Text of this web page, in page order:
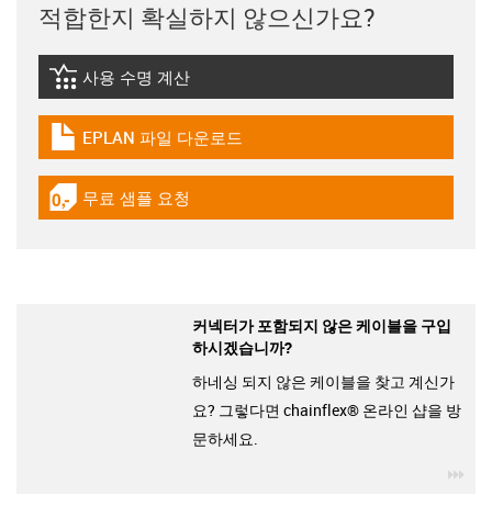
적합한지 확실하지 않으신가요?
igus-icon-lebensdauerrechner
사용 수명 계산
igus-icon-download-plan
EPLAN 파일 다운로드
igus-icon-gratismuster
무료 샘플 요청
커넥터가 포함되지 않은 케이블을 구입
하시겠습니까?
하네싱 되지 않은 케이블을 찾고 계신가
요? 그렇다면 chainflex® 온라인 샵을 방
문하세요.